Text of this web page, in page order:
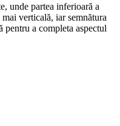
unde partea inferioară a
verticală, iar semnătura
a completa aspectul